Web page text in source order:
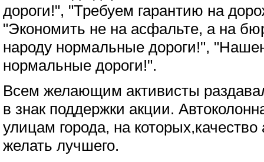
дороги!", "Требуем гарантию на
"Экономить не на асфальте, а на
народу нормальные дороги!",
нормальные дороги!".
Всем желающим активисты
в знак поддержки акции.
улицам города, на
желать лучшего.